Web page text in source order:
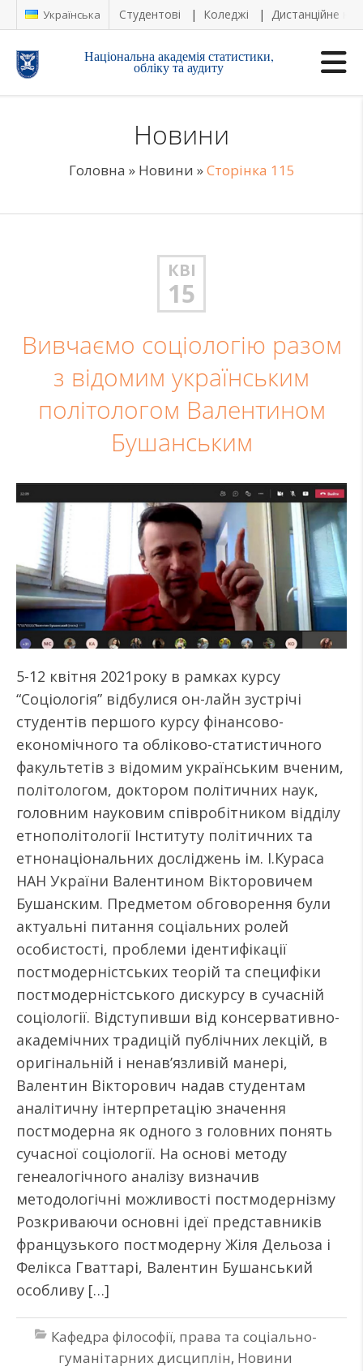
Українська Студентові Коледжі Дистанційне
Національна академія статистики,
обліку та аудиту
Новини
Головна » Новини »Сторінка 115
КВІ
15
Вивчаємо соціологію разом
з відомим українським
політологом Валентином
Бушанським
5-12 квітня 2021року в рамках курсу
“Соціологія” відбулися он-лайн зустрічі
студентів першого курсу фінансово-
економічного та обліково-статистичного
факультетів з відомим українським вченим,
політологом, доктором політичних наук,
головним науковим співробітником відділу
етнополітології Інституту політичних та
етнонаціональних досліджень ім. І.Кураса
НАН України Валентином Вікторовичем
Бушанским. Предметом обговорення були
актуальні питання соціальних ролей
особистості, проблеми ідентифікації
постмодерністських теорій та специфіки
постмодерністського дискурсу в сучасній
соціології. Відступивши від консервативно-
академічних традицій публічних лекцій, в
оригінальній і ненав’язливій манері,
Валентин Вікторович надав студентам
аналітичну інтерпретацію значення
постмодерна як одного з головних понять
сучасної соціології. На основі методу
генеалогічного аналізу визначив
методологічні можливості постмодернізму
Розкриваючи основні ідеї представників
французького постмодерну Жіля Дельоза і
Фелікса Гваттарі, Валентин Бушанський
особливу […]
Кафедра філософії, права та соціально-
гуманітарних дисциплін, Новини